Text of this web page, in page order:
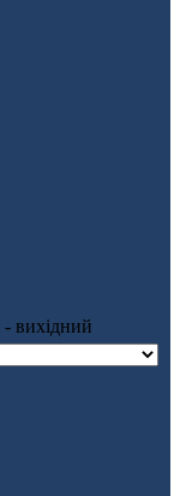
вихідний